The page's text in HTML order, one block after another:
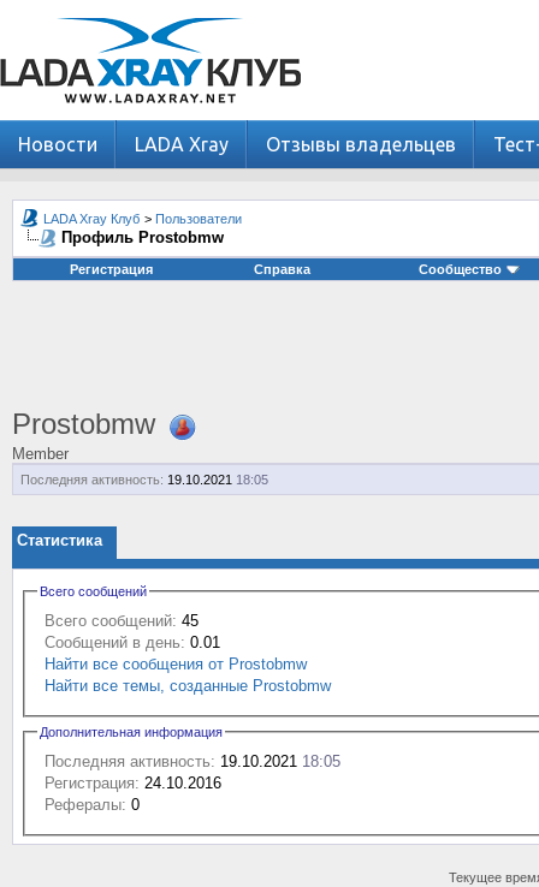
Новости LADA Xray Отзывы владельцев
LADA Xray Клуб > Пользователи
Профиль Prostobmw
Регистрация Справка Сообщество
Prostobmw
Member
Последняя активность: 19.10.2021 18:05
Статистика
Всего сообщений
Всего сообщений: 45
Сообщений в день: 0.01
Найти все сообщения от Prostobmw
Найти все темы, созданные Prostobmw
Дополнительная информация
Последняя активность: 19.10.2021 18:05
Регистрация: 24.10.2016
Рефералы: 0
Текущее